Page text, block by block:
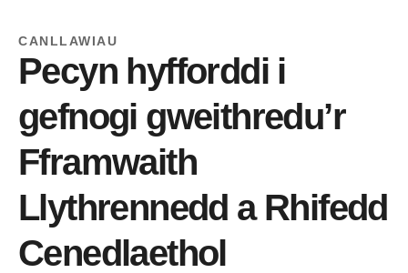
CANLLAWIAU
Pecyn hyfforddi i
gefnogi gweithredu’r
Fframwaith
Llythrennedd a Rhifedd
Cenedlaethol